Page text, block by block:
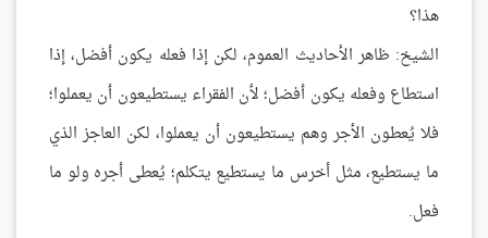
هذا؟
الشيخ: ظاهر الأحاديث العموم، لكن إذا فعله يكون أفضل، إذا
استطاع وفعله يكون أفضل؛ لأن الفقراء يستطيعون أن يعملوا؛
فلا يُعطون الأجر وهم يستطيعون أن يعملوا، لكن العاجز الذي
ما يستطيع، مثل أخرس ما يستطيع يتكلم؛ يُعطى أجره ولو ما
فعل.